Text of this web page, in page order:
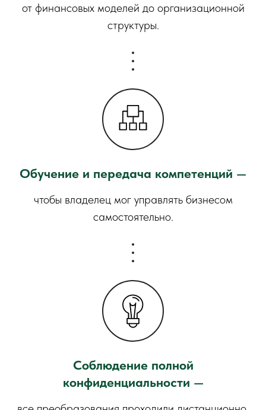
от финансовых моделей до организационной
структуры.
Обучение и передача компетенций —
чтобы владелец мог управлять бизнесом
самостоятельно.
Соблюдение полной
конфиденциальности —